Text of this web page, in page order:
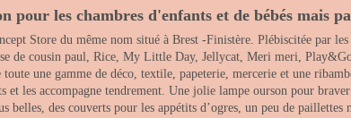
pour les chambres d'enfants et de bébés mais
Store du même nom situé à Brest -Finistère. Plébiscitée par
de cousin paul, Rice, My Little Day, Jellycat, Meri meri,
une gamme de déco, textile, papeterie, mercerie et une
les accompagne tendrement. Une jolie lampe ourson pour
belles, des couverts pour les appétits d’ogres, un peu de